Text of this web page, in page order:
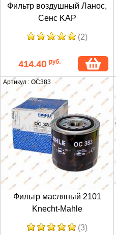
Фильтр воздушный Ланос,
Сенс KAP
(2)
414.40 руб.
Артикул : OC383
Фильтр масляный 2101
Knecht-Mahle
(3)